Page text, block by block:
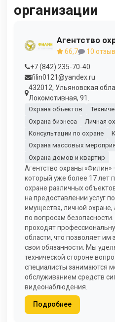
организации
Агентство
66,7
10
+7 (842) 235-70-40
filin0121@yandex.ru
432012, Ульяновская
Локомотивная, 91.
Охрана объектов
Охрана бизнеса
Личная
Консультации по охране
Охрана массовых
Охрана домов и квартир
Агентство охраны
который уже более 17 лет
охране различных
на предоставлении услуг
имущества, личной охране,
по вопросам
проходят
области, что позволяет
свои обязанности. Мы
технической стороне
специалисты занимаются
обслуживанием средств
видеонаблюдения.
Подробнее